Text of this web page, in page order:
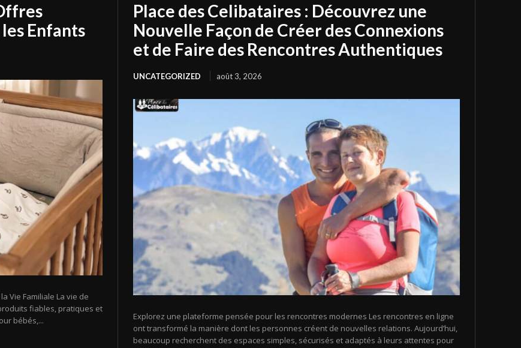
Enfants
Vie Familiale La vie de
fiables, pratiques et
bébés,...
Place des Celibataires : Découvrez une
Nouvelle Façon de Créer des Connexions
et de Faire des Rencontres Authentiques
UNCATEGORIZED août 3, 2026
Explorez une plateforme pensée pour les rencontres modernes Les rencontres en ligne
ont transformé la manière dont les personnes créent de nouvelles relations. Aujourd’hui,
beaucoup recherchent des espaces simples, sécurisés et adaptés à leurs attentes pour